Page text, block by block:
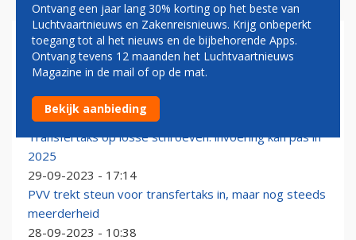
TRANSFERTAKS
CDA schuift omstreden transfertaks op de lange baan
04-10-2023 - 12:44
Transfertaks op losse schroeven: invoering kan pas in
2025
29-09-2023 - 17:14
PVV trekt steun voor transfertaks in, maar nog steeds
meerderheid
28-09-2023 - 10:38
Ontvang een jaar lang 30% korting op het beste van
Luchtvaartnieuws en Zakenreisnieuws. Krijg onbeperkt
toegang tot al het nieuws en de bijbehorende Apps.
Ontvang tevens 12 maanden het Luchtvaartnieuws
Magazine in de mail of op de mat.
Bekijk aanbieding